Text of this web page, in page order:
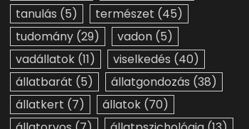
tanulás (5) természet (45)
tudomány (29) vadon (5)
vadállatok (11) viselkedés (40)
állatbarát (5) állatgondozás (38)
állatkert (7) állatok (70)